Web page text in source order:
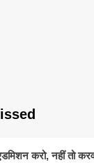
करो, नहीं तो